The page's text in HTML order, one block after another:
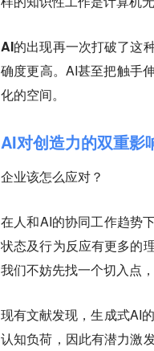
AI的出现再一次打破了这
确度更高。 AI甚至把触手
化的空间。
AI对创造力的双重影
企业该怎么应对？
在人和AI的协同工作趋势
状态及行为反应有更多的
我们不妨先找一个切入点
现有文献发现，生成式AI
认知负荷，因此有潜力激